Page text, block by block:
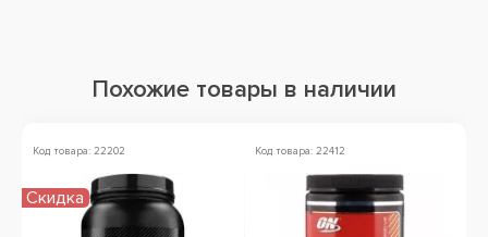
Похожие товары в наличии
Код товара: 22202
Скидка
Код товара: 22412